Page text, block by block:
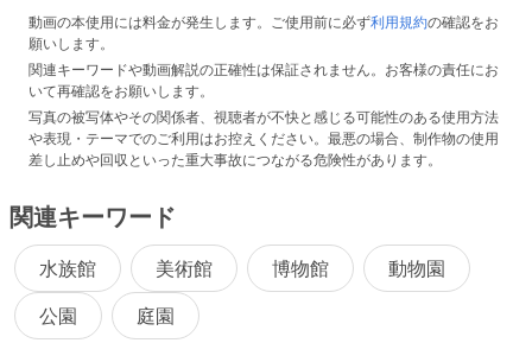
動画の本使用には料金が発生します。ご使用前に必ず利用規約の確認をお
願いします。
関連キーワードや動画解説の正確性は保証されません。お客様の責任にお
いて再確認をお願いします。
写真の被写体やその関係者、視聴者が不快と感じる可能性のある使用方法
や表現・テーマでのご利用はお控えください。最悪の場合、制作物の使用
差し止めや回収といった重大事故につながる危険性があります。
関連キーワード
水族館 美術館 博物館
動物園
公園
庭園